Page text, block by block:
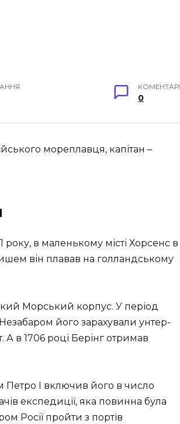
КОМЕНТАРІ
0
мореплавця, капітан –
року, в маленькому місті Хорсенс в
він плавав на голландському
Морський корпус. У період
його зарахували унтер-
в 1706 році Берінг отримав
Петро I включив його в число
експедиції, яка повинна була
Росії пройти з портів